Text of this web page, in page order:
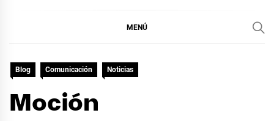
MENÚ
Blog Comunicación Noticias
Moción